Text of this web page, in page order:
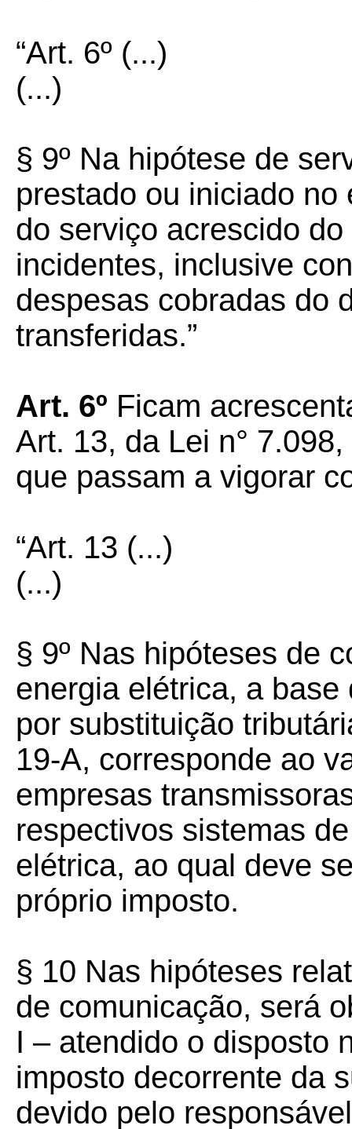
“Art. 6º (...)
(...)
§ 9º Na hipótese de
prestado ou iniciado no
do serviço acrescido
incidentes, inclusive
despesas cobradas do
transferidas.”
Art. 6º Ficam
Art. 13, da Lei n°
que passam a vigorar
“Art. 13 (...)
(...)
§ 9º Nas hipóteses de
energia elétrica, a
por substituição
19-A, corresponde ao
empresas
respectivos sistemas
elétrica, ao qual deve
próprio imposto.
§ 10 Nas hipóteses
de comunicação, será
I – atendido o disposto
imposto decorrente da
devido pelo